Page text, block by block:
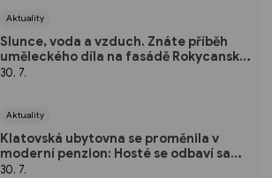
Aktuality
Slunce, voda a vzduch. Znáte příběh
uměleckého díla na fasádě Rokycanské
nemocnice?
30. 7.
Aktuality
Klatovská ubytovna se proměnila v
moderní penzion: Hosté se odbaví sami
pomocí kódu
30. 7.